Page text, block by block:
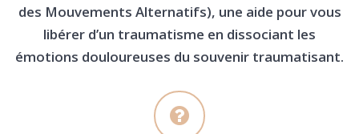
des Mouvements Alternatifs), une aide pour vous
libérer d’un traumatisme en dissociant les
émotions douloureuses du souvenir traumatisant.